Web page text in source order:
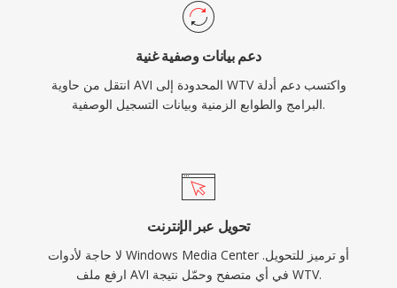
دعم بيانات وصفية غنية
انتقل من حاوية AVI المحدودة إلى WTV واكتسب دعم أدلة
البرامج والطوابع الزمنية وبيانات التسجيل الوصفية.
تحويل عبر الإنترنت
لا حاجة لأدوات Windows Media Center أو ترميز للتحويل.
ارفع ملف AVI في أي متصفح وحمّل نتيجة WTV.